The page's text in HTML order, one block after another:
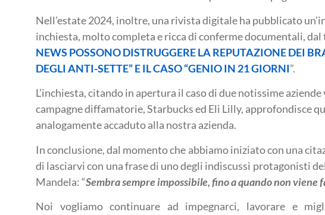
Nell’estate 2024, inoltre, una rivista digitale ha pubblicato
inchiesta, molto completa e ricca di conferme documentali, dal
NEWS POSSONO DISTRUGGERE LA REPUTAZIONE DEI
DEGLI ANTI-SETTE” E IL CASO “GENIO IN 21 GIORNI”.
L’inchiesta, citando in apertura il caso di due notissime
campagne diffamatorie, Starbucks ed Eli Lilly, approfondisce
analogamente accaduto alla nostra azienda.
In conclusione, dal momento che abbiamo iniziato con una
di lasciarvi con una frase di uno degli indiscussi protagonisti
Mandela: “Sembra sempre impossibile, fino a quando non viene
Noi vogliamo continuare ad impegnarci, lavorare e